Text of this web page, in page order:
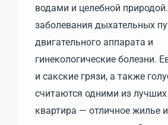
водами и целебной
заболевания дыхательных
двигательного аппарата и
гинекологические болезни.
и сакские грязи, а также
считаются одними из
квартира — отличное жилье